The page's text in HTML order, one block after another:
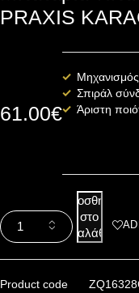
PRAXIS
61.00€
Σπιράλ
Άριστη
Προσθήκη
στο
καλάθι
Product code